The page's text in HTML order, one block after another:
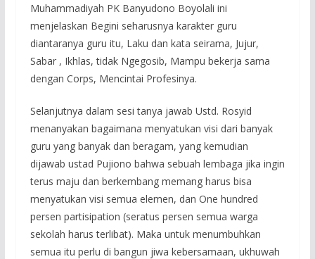
Muhammadiyah PK Banyudono Boyolali ini
menjelaskan Begini seharusnya karakter guru
diantaranya guru itu, Laku dan kata seirama, Jujur,
Sabar , Ikhlas, tidak Ngegosib, Mampu bekerja sama
dengan Corps, Mencintai Profesinya.
Selanjutnya dalam sesi tanya jawab Ustd. Rosyid
menanyakan bagaimana menyatukan visi dari banyak
guru yang banyak dan beragam, yang kemudian
dijawab ustad Pujiono bahwa sebuah lembaga jika ingin
terus maju dan berkembang memang harus bisa
menyatukan visi semua elemen, dan One hundred
persen partisipation (seratus persen semua warga
sekolah harus terlibat). Maka untuk menumbuhkan
semua itu perlu di bangun jiwa kebersamaan, ukhuwah